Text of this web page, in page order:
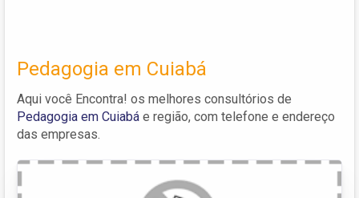
Pedagogia em Cuiabá
Aqui você Encontra! os melhores consultórios de
Pedagogia em Cuiabá e região, com telefone e endereço
das empresas.